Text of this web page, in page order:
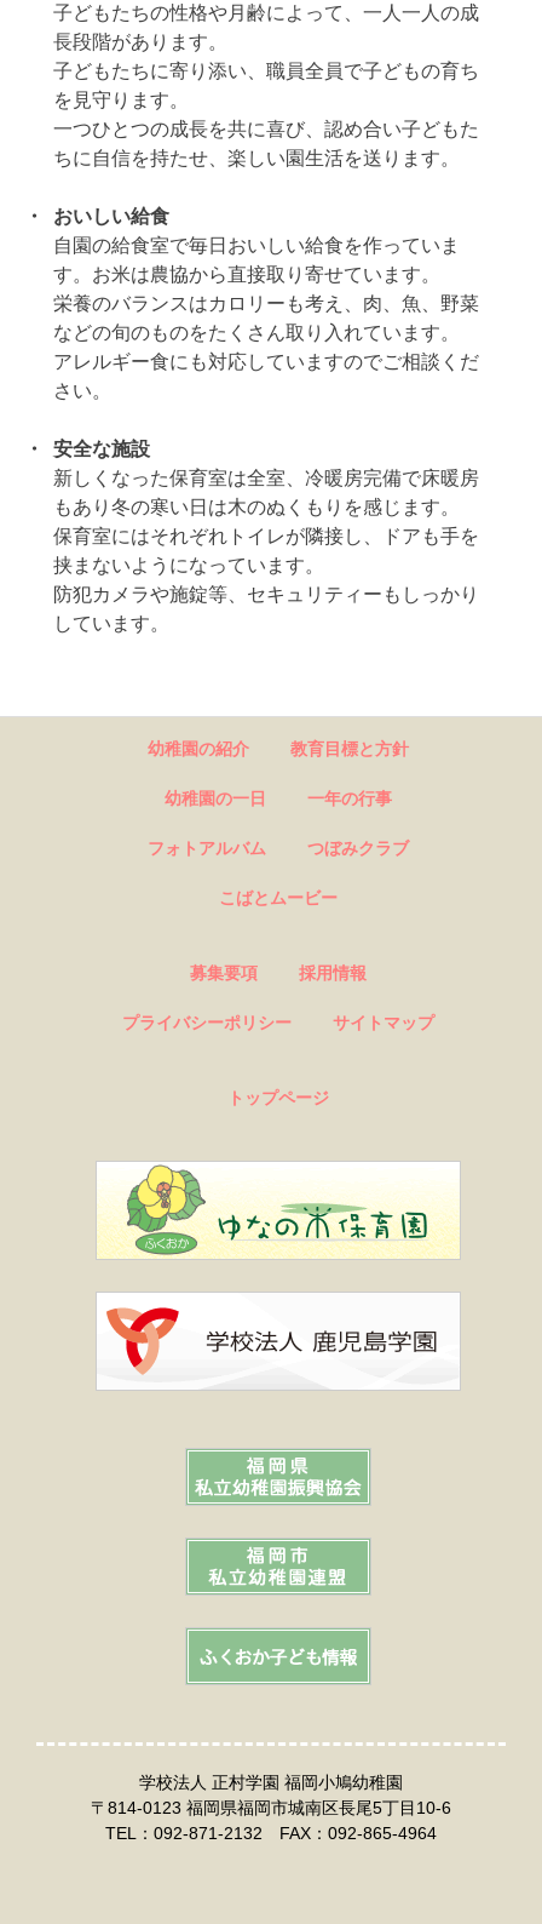
子どもたちの性格や月齢によって、一人一人の成
長段階があります。
子どもたちに寄り添い、職員全員で子どもの育ち
を見守ります。
一つひとつの成長を共に喜び、認め合い子どもた
ちに自信を持たせ、楽しい園生活を送ります。
・
おいしい給食
自園の給食室で毎日おいしい給食を作っていま
す。お米は農協から直接取り寄せています。
栄養のバランスはカロリーも考え、肉、魚、野菜
などの旬のものをたくさん取り入れています。
アレルギー食にも対応していますのでご相談くだ
さい。
・
安全な施設
新しくなった保育室は全室、冷暖房完備で床暖房
もあり冬の寒い日は木のぬくもりを感じます。
保育室にはそれぞれトイレが隣接し、ドアも手を
挟まないようになっています。
防犯カメラや施錠等、セキュリティーもしっかり
しています。
幼稚園の紹介 教育目標と方針
幼稚園の一日 一年の行事
フォトアルバム つぼみクラブ
こばとムービー
募集要項 採用情報
プライバシーポリシー サイトマップ
トップページ
学校法人 正村学園 福岡小鳩幼稚園
〒814-0123 福岡県福岡市城南区長尾5丁目10-6
TEL：092-871-2132 FAX：092-865-4964